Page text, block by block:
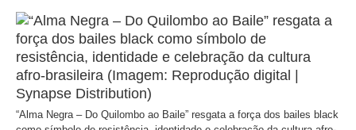
“Alma Negra – Do Quilombo ao Baile” resgata a força dos bailes black